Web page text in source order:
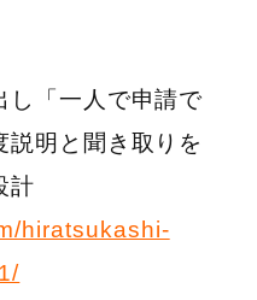
し「一人で申請で
明と聞き取りを
計
hiratsukashi-